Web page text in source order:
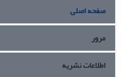
صفحه اصلی
مرور
اطلاعات نشریه